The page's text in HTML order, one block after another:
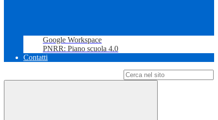
Google Workspace
PNRR: Piano scuola 4.0
Contatti